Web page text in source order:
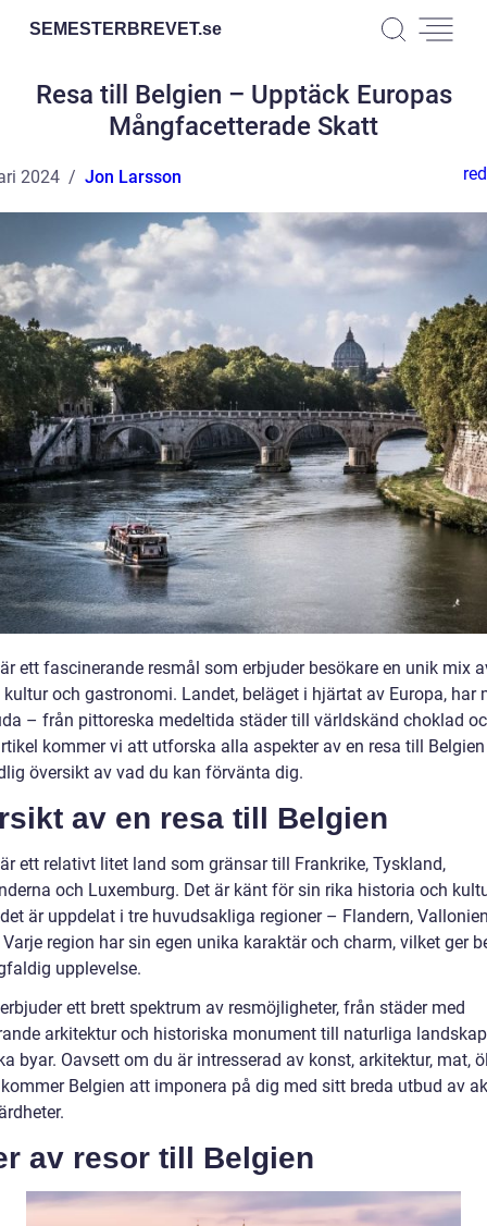
SEMESTERBREVET.se
Resa till Belgien – Upptäck Europas
Mångfacetterade Skatt
2024 Jon Larsson
ett fascinerande resmål som erbjuder besökare en unik mix
och gastronomi. Landet, beläget i hjärtat av Europa, har
– från pittoreska medeltida städer till världskänd choklad
kommer vi att utforska alla aspekter av en resa till
översikt av vad du kan förvänta dig.
av en resa till Belgien
ett relativt litet land som gränsar till Frankrike, Tyskland,
och Luxemburg. Det är känt för sin rika historia och
är uppdelat i tre huvudsakliga regioner – Flandern,
region har sin egen unika karaktär och charm, vilket ger
upplevelse.
ett brett spektrum av resmöjligheter, från städer med
arkitektur och historiska monument till naturliga
byar. Oavsett om du är intresserad av konst, arkitektur, mat,
Belgien att imponera på dig med sitt breda utbud av
av resor till Belgien